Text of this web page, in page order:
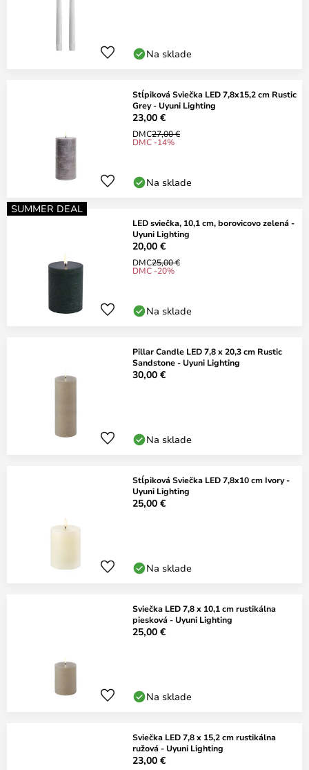
Na sklade
Stĺpiková Sviečka LED 7,8x15,2 cm Rustic
Grey - Uyuni Lighting
23,00 €
DMC27,00 €
DMC -14%
Na sklade
SUMMER DEAL
LED sviečka, 10,1 cm, borovicovo zelená -
Uyuni Lighting
20,00 €
DMC25,00 €
DMC -20%
Na sklade
Pillar Candle LED 7,8 x 20,3 cm Rustic
Sandstone - Uyuni Lighting
30,00 €
Na sklade
Stĺpiková Sviečka LED 7,8x10 cm Ivory -
Uyuni Lighting
25,00 €
Na sklade
Sviečka LED 7,8 x 10,1 cm rustikálna
piesková - Uyuni Lighting
25,00 €
Na sklade
Sviečka LED 7,8 x 15,2 cm rustikálna
ružová - Uyuni Lighting
23,00 €